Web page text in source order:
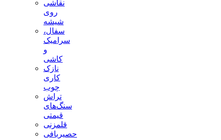
نقاشی
روی
شیشه
سفال،
سرامیک
و
کاشی
نازک
کاری
چوب
تراش
سنگ‌های
قیمتی
قلمزنی
حصیربافی